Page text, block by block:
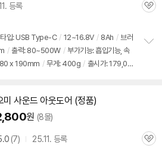
등록
관
입: USB Type-C / 12~16.8V / 8Ah / 브러
/ 출력: 80~500W / 부가기능: 흡입기능, 속
x 190mm / 무게: 400g / 출시가: 179,00
미 사운드 아웃도어 (정품)
원 (8몰)
(상
7) 25.11. 등록
관